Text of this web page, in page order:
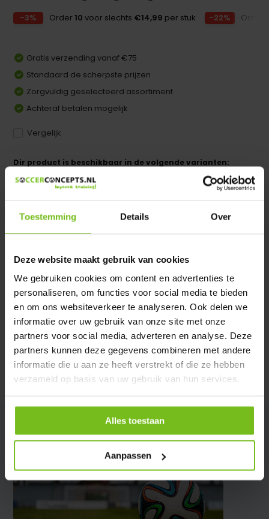
Toestemming Details Over
Deze website maakt gebruik van cookies
We gebruiken cookies om content en advertenties te
personaliseren, om functies voor social media te bieden
en om ons websiteverkeer te analyseren. Ook delen we
informatie over uw gebruik van onze site met onze
partners voor social media, adverteren en analyse. Deze
partners kunnen deze gegevens combineren met andere
informatie die u aan ze heeft verstrekt of die ze hebben
verzameld op basis van uw gebruik van hun services.
Alles toestaan
Aanpassen
-3%
Order10 voor slechts €14,99 per stuk -22% Order
Gratis verzending vanaf €75
Standaard de scherpste prijzen
Zorgvuldig geselecteerd assortiment
Achteraf betalen mogelijk
Vergelijk
Dir product is beschikbaar in de volgende varianten:
Heeft u een vraag over dit product ?
Specificaties
Reviews
Delen